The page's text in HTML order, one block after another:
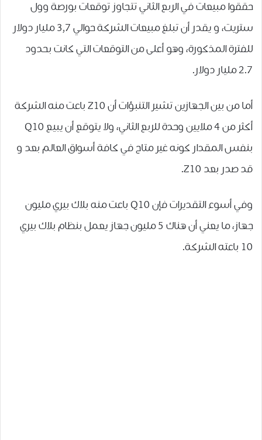
حققوا مبيعات في الربع الثاني تتجاوز توقعات بورصة وول
ستريت، و يقدر أن تبلغ مبيعات الشركة حوالي 3,7 مليار دولار
للفترة المذكورة، وهو أعلى من التوقعات التي كانت بحدود
2.7 مليار دولار.
أما من بين الجهازين تشير التنبؤات أن Z10 باعت منه الشركة
أكثر من 4 ملايين وحدة للربع الثاني، ولا يتوقع أن يبيع Q10
بنفس المقدار كونه غير متاح في كافة أسواق العالم بعد و
قد صدر بعد Z10.
وفي أسوء التقديرات فإن Q10 باعت منه بلاك بيري مليون
جهاز، ما يعني أن هناك 5 مليون جهاز يعمل بنظام بلاك بيري
10 باعته الشركة.